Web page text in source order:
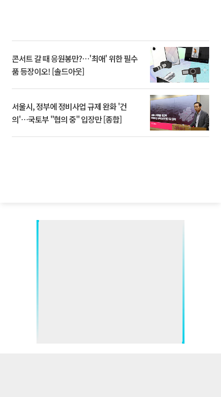
콘서트 갈 때 응원봉만?⋯'최애' 위한 필수
품 등장이오! [솔드아웃]
서울시, 정부에 정비사업 규제 완화 '건
의'⋯국토부 "협의 중" 입장만 [종합]